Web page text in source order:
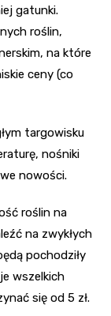
gatunki.
roślin,
na które
ceny (co
targowisku
nośniki
nowości.
roślin na
na zwykłych
pochodziły
wszelkich
się od 5 zł.